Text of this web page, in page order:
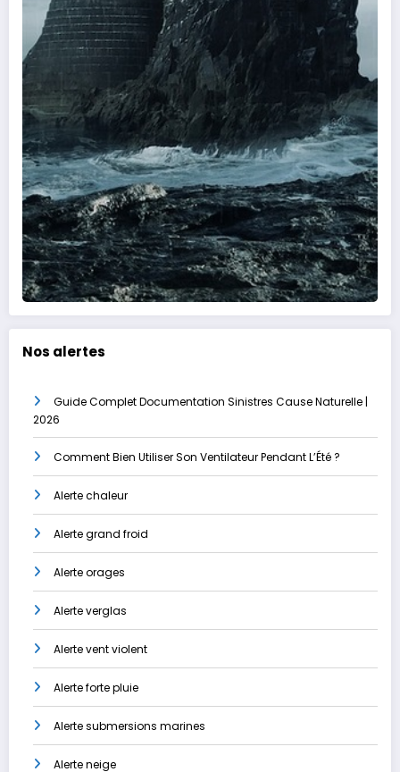
Nos alertes
Guide Complet Documentation Sinistres Cause Naturelle |
2026
Comment Bien Utiliser Son Ventilateur Pendant L’Été ?
Alerte chaleur
Alerte grand froid
Alerte orages
Alerte verglas
Alerte vent violent
Alerte forte pluie
Alerte submersions marines
Alerte neige